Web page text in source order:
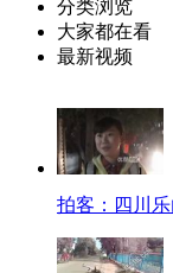
分类浏览
大家都在看
最新视频
拍客：四川